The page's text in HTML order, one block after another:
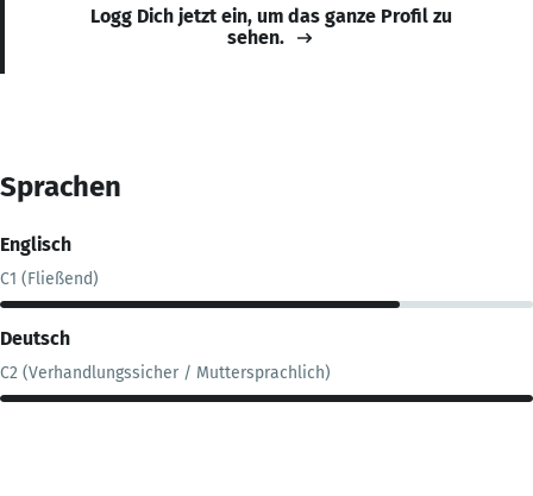
Logg Dich jetzt ein, um das ganze Profil zu
sehen.
Sprachen
Englisch
C1 (Fließend)
Deutsch
C2 (Verhandlungssicher / Muttersprachlich)